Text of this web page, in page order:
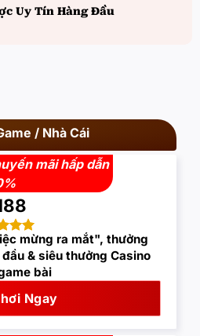
Uy Tín Hàng Đầu
/ Nhà Cái
mãi hấp dẫn
mừng ra mắt", thưởng
& siêu thưởng Casino
bài
Ngay